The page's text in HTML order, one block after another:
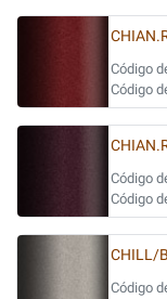
Código
Código
Código
Código
CHILL/
Código